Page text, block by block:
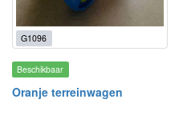
G1096
Beschikbaar
Oranje terreinwagen